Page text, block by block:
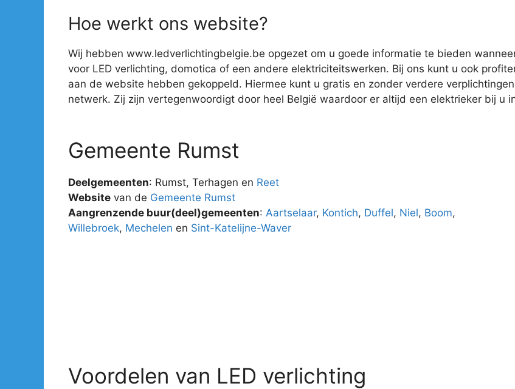
Hoe werkt ons website?
Wij hebben www.ledverlichtingbelgie.be opgezet om u goede informatie te bieden
voor LED verlichting, domotica of een andere elektriciteitswerken. Bij ons kunt u ook
aan de website hebben gekoppeld. Hiermee kunt u gratis en zonder verdere
netwerk. Zij zijn vertegenwoordigt door heel België waardoor er altijd een elektrieker bij u
Gemeente Rumst
Deelgemeenten: Rumst, Terhagen en Reet
Website van de Gemeente Rumst
Aangrenzende buur(deel)gemeenten: Aartselaar, Kontich, Duffel, Niel, Boom,
Willebroek, Mechelen en Sint-Katelijne-Waver
Voordelen van LED verlichting